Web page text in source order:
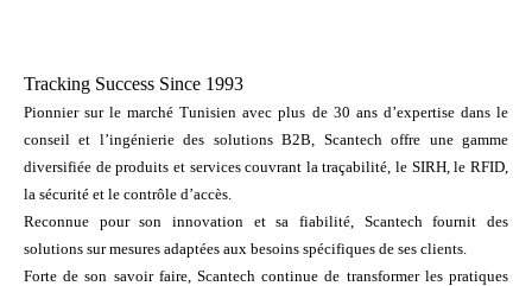
Tracking Success Since 1993
Pionnier sur le marché Tunisien avec plus de 30 ans d’expertise dans le
conseil et l’ingénierie des solutions B2B, Scantech offre une gamme
diversifiée de produits et services couvrant la traçabilité, le SIRH, le RFID,
la sécurité et le contrôle d’accès.
Reconnue pour son innovation et sa fiabilité, Scantech fournit des
solutions sur mesures adaptées aux besoins spécifiques de ses clients.
Forte de son savoir faire, Scantech continue de transformer les pratiques